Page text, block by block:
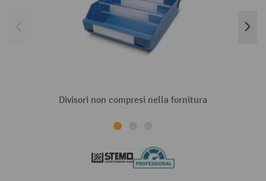
Divisori non compresi nella fornitura